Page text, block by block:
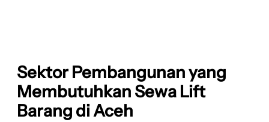
Sektor Pembangunan yang
Membutuhkan Sewa Lift
Barang di Aceh